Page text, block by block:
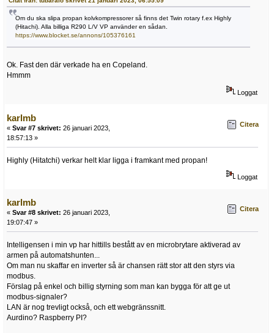
Om du ska slipa propan kolvkompressorer så finns det Twin rotary f.ex Highly
(Hitachi). Alla billiga R290 L/V VP använder en sådan.
https://www.blocket.se/annons/105376161
Ok. Fast den där verkade ha en Copeland.
Hmmm
Loggat
karlmb
« Svar #7 skrivet: 26 januari 2023,
18:57:13 »
Citera
Highly (Hitatchi) verkar helt klar ligga i framkant med propan!
Loggat
karlmb
« Svar #8 skrivet: 26 januari 2023,
19:07:47 »
Citera
Intelligensen i min vp har hittills bestått av en microbrytare aktiverad av
armen på automatshunten...
Om man nu skaffar en inverter så är chansen rätt stor att den styrs via
modbus.
Förslag på enkel och billig styrning som man kan bygga för att ge ut
modbus-signaler?
LAN är nog trevligt också, och ett webgränssnitt.
Aurdino? Raspberry PI?